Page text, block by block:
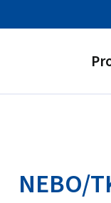
NEBO/